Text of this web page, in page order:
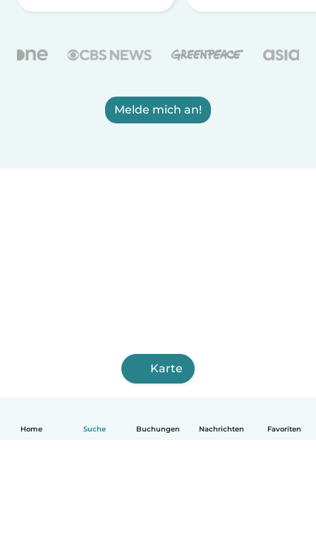
Home Suche Buchungen Nachrichten Favoriten
Melde mich an!
Karte